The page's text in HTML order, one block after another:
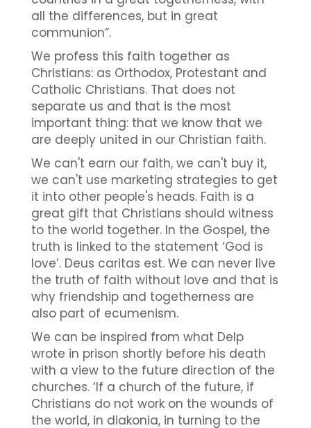
all the differences, but in great
communion”.
We profess this faith together as
Christians: as Orthodox, Protestant and
Catholic Christians. That does not
separate us and that is the most
important thing: that we know that we
are deeply united in our Christian faith.
We can't earn our faith, we can't buy it,
we can't use marketing strategies to get
it into other people's heads. Faith is a
great gift that Christians should witness
to the world together. In the Gospel, the
truth is linked to the statement ‘God is
love’. Deus caritas est. We can never live
the truth of faith without love and that is
why friendship and togetherness are
also part of ecumenism.
We can be inspired from what Delp
wrote in prison shortly before his death
with a view to the future direction of the
churches. ‘If a church of the future, if
Christians do not work on the wounds of
the world, in diakonia, in turning to the